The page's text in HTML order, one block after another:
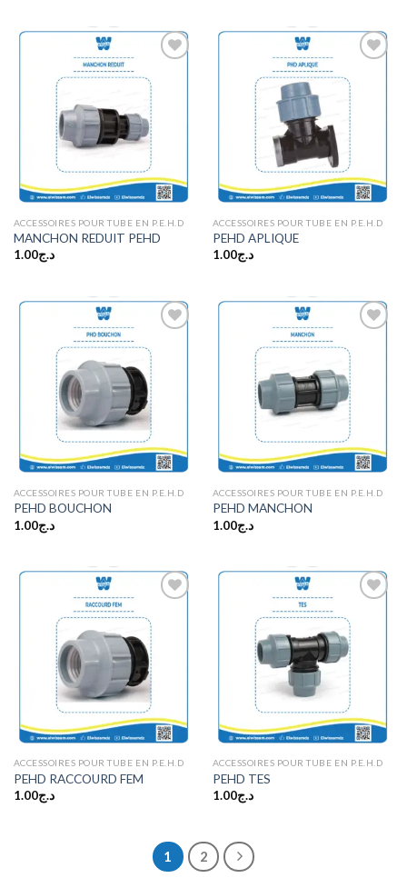
Ajouter
wishlist
ACCESSOIRES POUR TUBE EN P.E.H.D
MANCHON REDUIT PEHD
د.ج1.00
Ajouter
wishlist
ACCESSOIRES POUR TUBE EN P.E.H.D
PEHD APLIQUE
د.ج1.00
Ajouter
wishlist
ACCESSOIRES POUR TUBE EN P.E.H.D
PEHD BOUCHON
د.ج1.00
Ajouter
wishlist
ACCESSOIRES POUR TUBE EN P.E.H.D
PEHD MANCHON
د.ج1.00
Ajouter
wishlist
ACCESSOIRES POUR TUBE EN P.E.H.D
PEHD RACCOURD FEM
د.ج1.00
Ajouter
wishlist
ACCESSOIRES POUR TUBE EN P.E.H.D
PEHD TES
د.ج1.00
1 2